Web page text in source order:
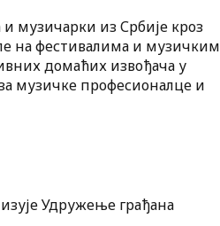
музичарки из Србије кроз
на фестивалима и музичким
домаћих извођача у
музичке професионалце и
Удружење грађана